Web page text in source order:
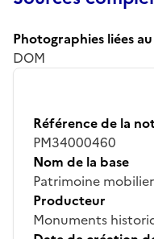
Photographies liées
DOM
Référence de la
PM34000460
Nom de la base
Patrimoine mobilier
Producteur
Monuments